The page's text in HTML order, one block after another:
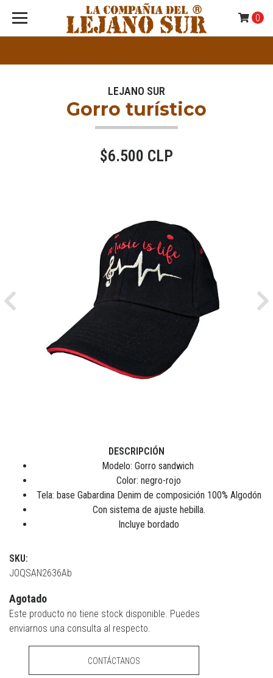
0
LEJANO SUR
Gorro turístico
$6.500 CLP
Previous
DESCRIPCIÓN
Modelo: Gorro sandwich
Color: negro-rojo
Tela: base Gabardina Denim de composición 100% Algodón
Con sistema de ajuste hebilla.
Incluye bordado
SKU:
JOQSAN2636Ab
Agotado
Este producto no tiene stock disponible. Puedes
enviarnos una consulta al respecto.
CONTÁCTANOS